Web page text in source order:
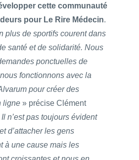
cette communauté
pour Le Rire Médecin.
plus de sportifs courent dans
santé et de solidarité. Nous
ponctuelles de
fonctionnons avec la
pour créer des
ligne » précise Clément
Il n’est pas toujours évident
d’attacher les gens
à une cause mais les